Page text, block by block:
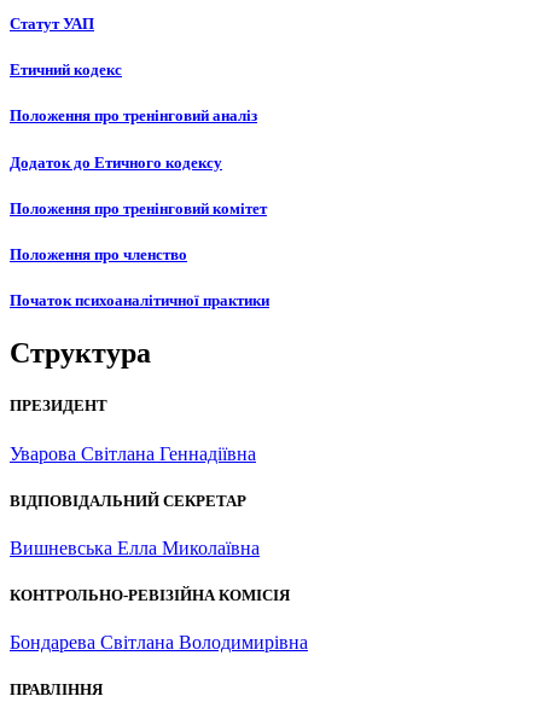
Статут УАП
Етичний кодекс
Положення про тренінговий аналіз
Додаток до Етичного кодексу
Положення про тренінговий комітет
Положення про членство
Початок психоаналітичної практики
Структура
ПРЕЗИДЕНТ
Уварова Світлана Геннадіївна
ВІДПОВІДАЛЬНИЙ СЕКРЕТАР
Вишневська Елла Миколаївна
КОНТРОЛЬНО-РЕВІЗІЙНА КОМІСІЯ
Бондарева Світлана Володимирівна
ПРАВЛІННЯ